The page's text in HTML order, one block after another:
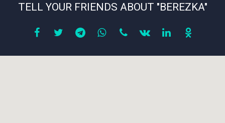
TELL YOUR FRIENDS ABOUT "BEREZKA"